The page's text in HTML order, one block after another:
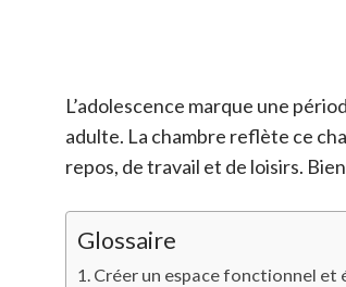
L’adolescence marque une
adulte. La chambre reflète ce
repos, de travail et de loisirs.
Glossaire
Créer un espace fonctionnel et